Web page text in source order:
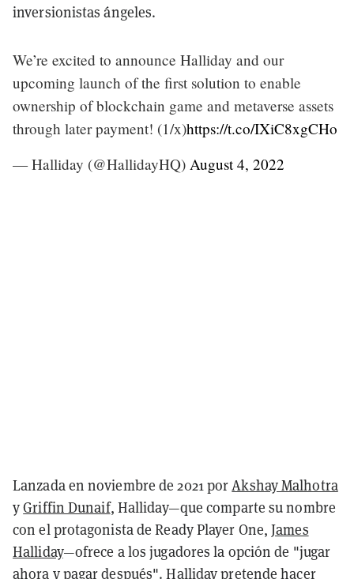
inversionistas ángeles.
We’re excited to announce Halliday and our
upcoming launch of the first solution to enable
ownership of blockchain game and metaverse assets
through later payment! (1/x)https://t.co/IXiC8xgCHo
— Halliday (@HallidayHQ) August 4, 2022
Lanzada en noviembre de 2021 porAkshay Malhotra
yGriffin Dunaif, Halliday—que comparte su nombre
con el protagonista de Ready Player One,James
Halliday—ofrece a los jugadores la opción de "jugar
ahora y pagar después". Halliday pretende hacer